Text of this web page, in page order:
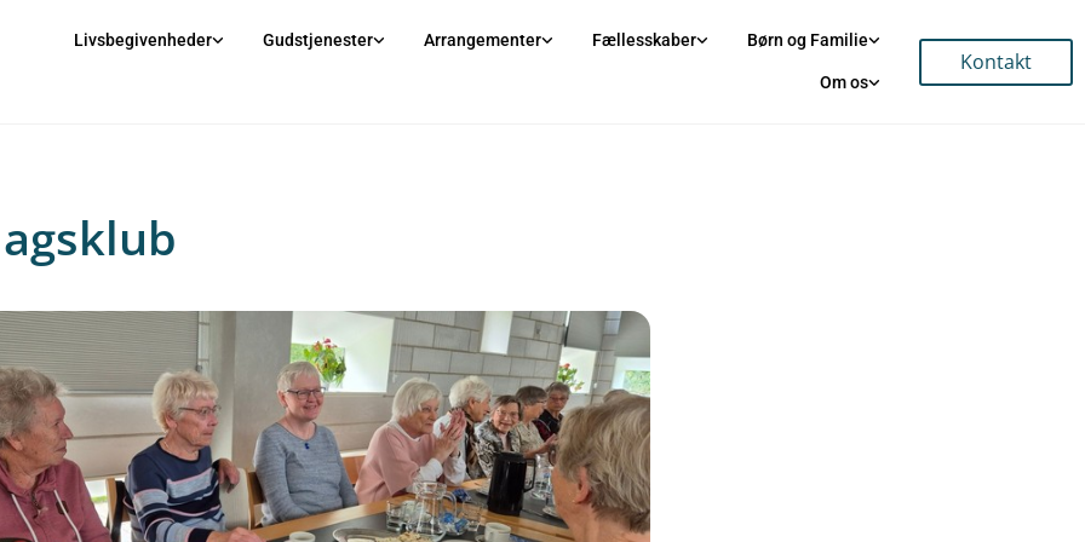
Livsbegivenheder Gudstjenester Arrangementer Fællesskaber Børn og Familie
Om os
Kontakt